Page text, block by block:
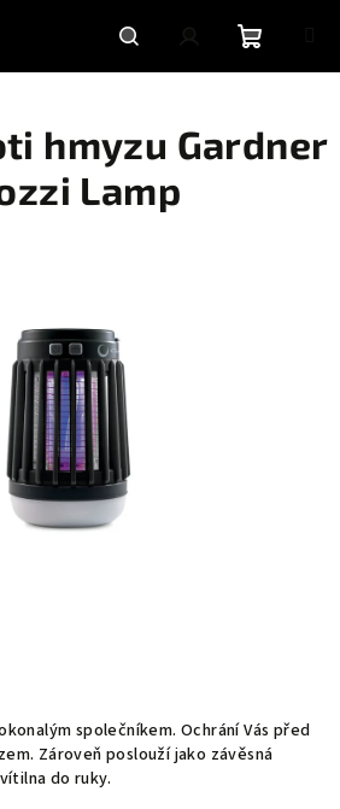
HledatPřihlášeníNákupní
košík
společníkem. Ochrání Vás před
Zároveň poslouží jako závěsná
do ruky.
hmyzu Gardner
Lamp